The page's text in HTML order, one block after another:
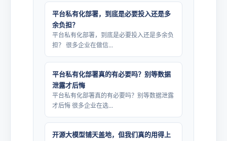
平台私有化部署，到底是必要投入还是多
余负担？
平台私有化部署，到底是必要投入还是多余负
担？ 很多企业在做信...
平台私有化部署真的有必要吗？别等数据
泄露才后悔
平台私有化部署真的有必要吗？别等数据泄露
才后悔 很多企业在选...
开源大模型铺天盖地，但我们真的用得上